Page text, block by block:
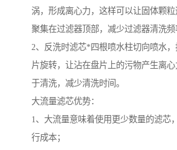
涡，形成离心力，这样可以让固体颗粒
聚集在过滤器顶部，减少过滤器清洗频
2、反洗时滤芯*四根喷水柱切向喷水
片旋转，让沾在盘片上的污物产生离
于清洗，减少清洗时间。
大流量滤芯优势：
1、大流量意味着使用更少数量的滤芯
行成本；